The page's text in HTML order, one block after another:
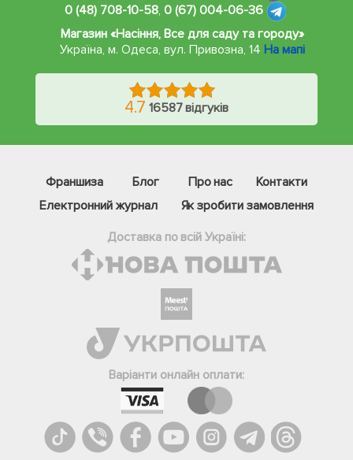
0 (48) 708-10-58, 0 (67) 004-06-36
Магазин «Насіння, Все для саду та городу»
Україна, м. Одеса,вул. Привозна, 14 На мапі
4.7 16587 відгуків
Франшиза Блог Про нас
Контакти
Електронний журнал
Як зробити замовлення
Доставка по всій Україні:
Варіанти онлайн оплати:
Телеграм
Вайбер
Онлайн чат